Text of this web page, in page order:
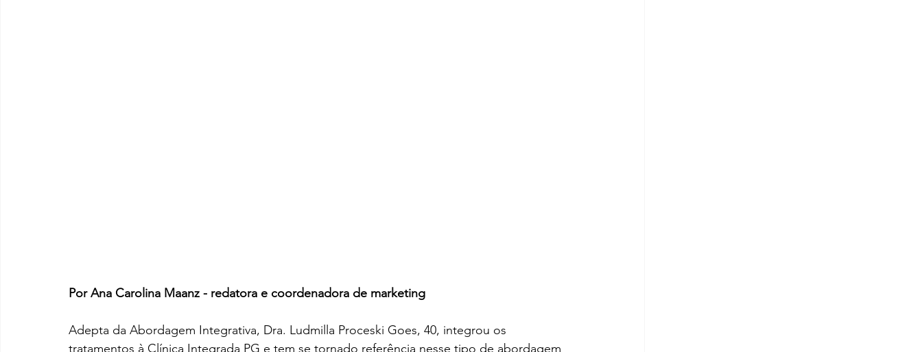
Por Ana Carolina Maanz - redatora e coordenadora de marketing
Adepta da Abordagem Integrativa, Dra. Ludmilla Proceski Goes, 40, integrou os
tratamentos à Clínica Integrada PG e tem se tornado referência nesse tipo de abordagem